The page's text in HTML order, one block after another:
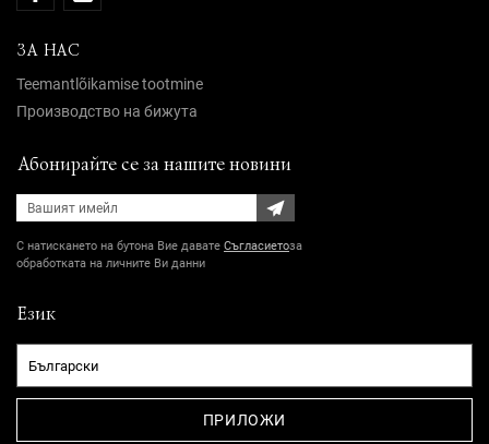
ЗА НАС
Teemantlõikamise tootmine
Производство на бижута
Абонирайте се за нашите новини
С натискането на бутона Вие давате Съгласиетоза
обработката на личните Ви данни
Език
ПРИЛОЖИ